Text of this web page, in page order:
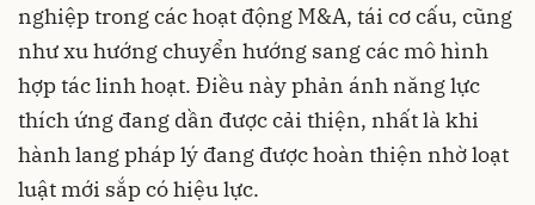
nghiệp trong các hoạt động M&A, tái cơ cấu, cũng
như xu hướng chuyển hướng sang các mô hình
hợp tác linh hoạt. Điều này phản ánh năng lực
thích ứng đang dần được cải thiện, nhất là khi
hành lang pháp lý đang được hoàn thiện nhờ loạt
luật mới sắp có hiệu lực.